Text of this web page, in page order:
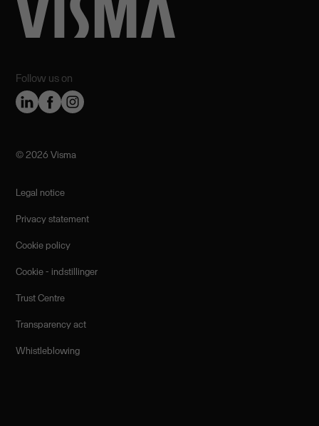
Follow us on
©️ 2026 Visma
Legal notice
Privacy statement
Cookie policy
Cookie - indstillinger
Trust Centre
Transparency act
Whistleblowing